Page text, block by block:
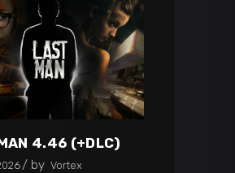
4.46 (+DLC)
by Vortex